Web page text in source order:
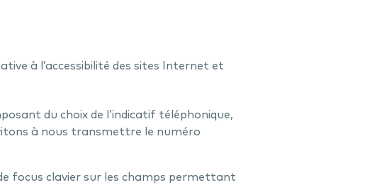
à l’accessibilité des sites Internet et
du choix de l’indicatif téléphonique,
à nous transmettre le numéro
focus clavier sur les champs permettant